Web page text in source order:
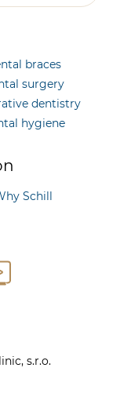
braces
surgery
dentistry
hygiene
Schill
s.r.o.